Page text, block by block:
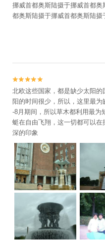
挪威首都奥斯陆摄于挪威首都
都奥斯陆摄于挪威首都奥斯陆
陆摄于挪威首都奥斯陆摄于挪
都奥斯陆摄于挪威首都奥斯陆
陆摄于挪威首都奥斯陆摄于挪
挪威首都奥斯陆摄于挪威首都奥
都奥斯陆摄于挪威首都奥斯陆
陆摄于挪威首都奥斯陆摄于挪
挪威首都奥斯陆摄于挪威首都奥
都奥斯陆摄于挪威首都奥斯陆
陆摄于挪威首都奥斯陆摄于挪
挪威首都奥斯陆摄于挪威首都奥
北欧这些国家，都是缺少太阳的
-8月期间，所以草木都利用最
蜓在自由飞翔，这一切都可以
深的印象